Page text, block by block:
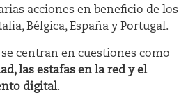
acciones en beneficio de los
Bélgica, España y Portugal.
se centran en cuestiones como
las estafas en la red y el
digital.